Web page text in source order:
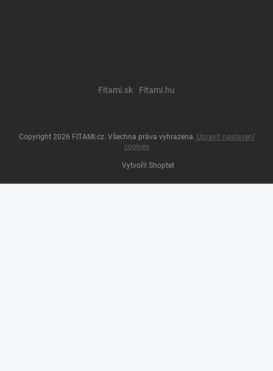
Fitami.sk Fitami.hu
Vytvořil Shoptet
Copyright 2026 FITAMI.cz. Všechna práva vyhrazena. Upravit nastavení
cookies